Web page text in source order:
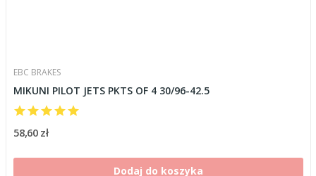
EBC BRAKES
MIKUNI PILOT JETS PKTS OF 4 30/96-42.5
58,60 zł
Dodaj do koszyka